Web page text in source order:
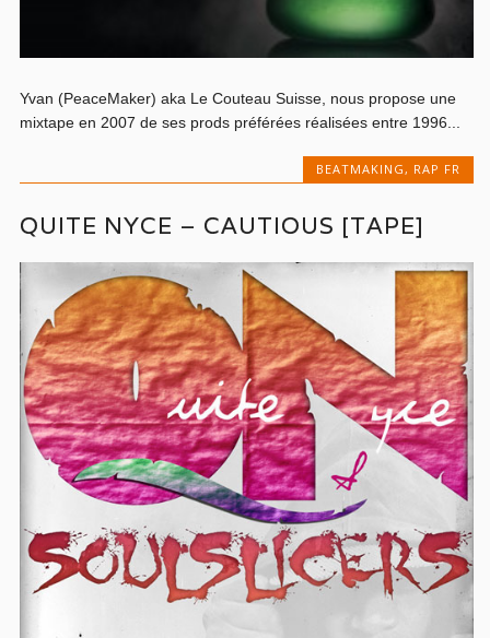
Yvan (PeaceMaker) aka Le Couteau Suisse, nous propose une
mixtape en 2007 de ses prods préférées réalisées entre 1996...
BEATMAKING, RAP FR
QUITE NYCE – CAUTIOUS [TAPE]